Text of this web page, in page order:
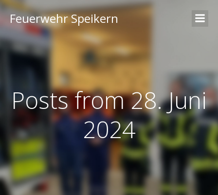
Feuerwehr Speikern
Posts from 28. Juni
2024